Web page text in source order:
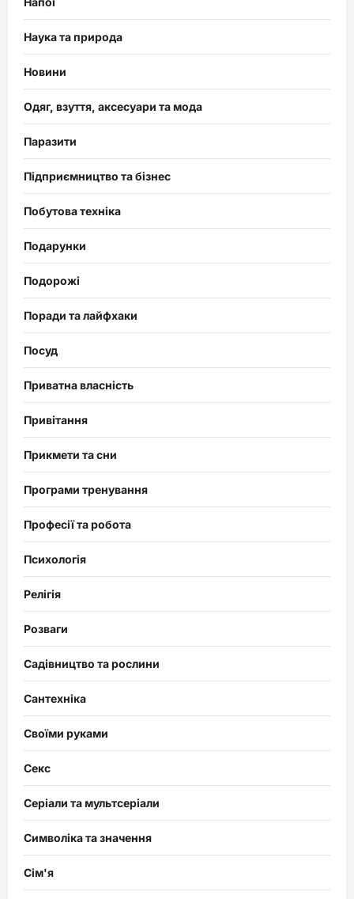
Наука та природа
Новини
Одяг, взуття, аксесуари та мода
Паразити
Підприємництво та бізнес
Побутова техніка
Подарунки
Подорожі
Поради та лайфхаки
Посуд
Приватна власність
Привітання
Прикмети та сни
Програми тренування
Професії та робота
Психологія
Релігія
Розваги
Садівництво та рослини
Сантехніка
Своїми руками
Секс
Серіали та мультсеріали
Символіка та значення
Сім'я